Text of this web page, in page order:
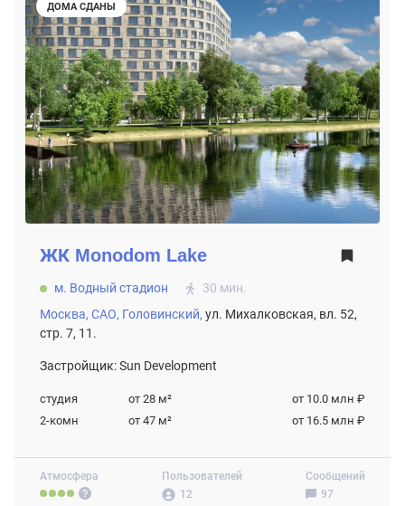
ДОМА СДАНЫ
Атмосфера
Пользователей
12
Сообщений
97
ЖК Monodom Lake
м. Водный стадион
30 мин.
Москва, САО, Головинский, ул. Михалковская, вл. 52,
стр. 7, 11.
Застройщик: Sun Development
студия от 28 м²
от 10.0 млн ₽
2-комн
от 47 м² от 16.5 млн ₽